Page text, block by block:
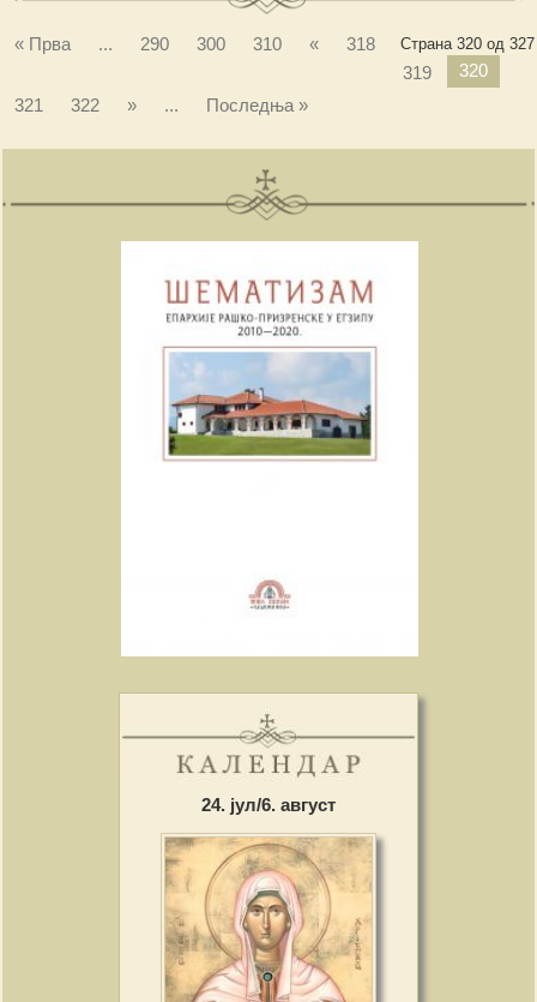
Страна 320 од 327
« Прва ... 290 300 310 «
318
319
320
321
322 » ... Последња »
24. јул/6. август